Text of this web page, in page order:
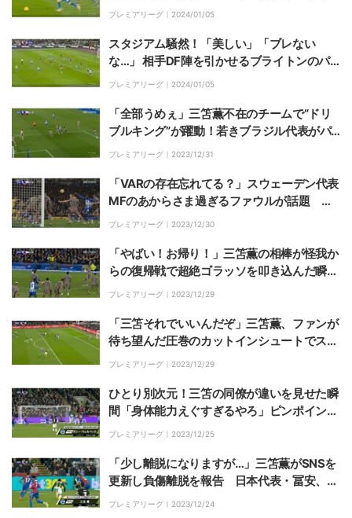
リブルが炸裂した瞬間 19歳アルゼンチン代
プレミアリーグ｜ 2024/01/05
スタジアム騒然！「美しい」「ブレない
な…」 相手DF陣を引かせるブライトンのパ
ス回しがエグすぎる瞬間 支配率、パス成功
いで2位にランクイン
プレミアリーグ｜ 2024/01/05
「全部うめぇ」三笘薫不在のチームで“ドリ
ブルキング”が躍動！若きブラジル代表がパ
ーフェクトドリブルで6人がかりの守備をこ
プレミアリーグ｜ 2023/12/31
「VARの存在忘れてる？」スウェーデン代表
MFのあからさま過ぎるファウルが話題 相
手選手のユニフォームをありえないほど引っ
プレミアリーグ｜ 2023/12/30
「やばい！お帰り！」三笘薫の相棒が怪我か
らの復帰戦で超絶ゴラッソを叩き込んだ瞬
間！揺れて、落ちる無回転弾炸裂に「ご飯10
ば」
プレミアリーグ｜ 2023/12/29
「三笘それでいいんだぞ」三笘薫、ファンが
待ち望んだ圧巻のカットインシュートでスタ
ジアムを沸かせた瞬間 DFの間を抜く低弾
たい！」
プレミアリーグ｜ 2023/12/29
ひとり別次元！三笘の同僚が違いを見せた瞬
間「身体能力えぐすぎるやろ」ピンポイント
クロスにドンピシャヘッド GKも届かない
プレミアリーグ｜ 2023/12/25
「少し離脱になりますが…」三笘薫がSNSを
更新し負傷離脱を報告 日本代表・冨安、前
田らも反応しファンからは励ましの声
プレミアリーグ｜ 2023/12/24